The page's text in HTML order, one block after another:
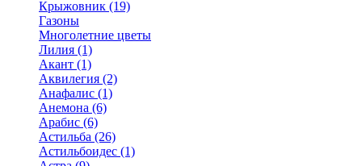
Крыжовник (19)
Газоны
Многолетние цветы
Лилия (1)
Акант (1)
Аквилегия (2)
Анафалис (1)
Анемона (6)
Арабис (6)
Астильба (26)
Астильбоидес (1)